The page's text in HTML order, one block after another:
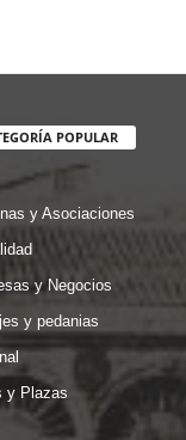
POPULAR
y Asociaciones
y Negocios
y pedanias
y Plazas